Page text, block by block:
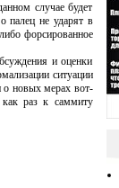
случае будет
палец не ударят в
форсированное
и оценки
ситуации
о новых мерах вот-
как раз к саммиту